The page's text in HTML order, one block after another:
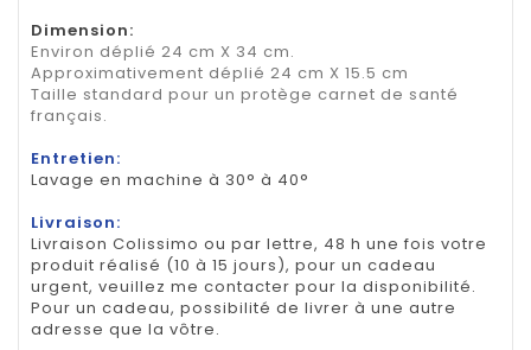
Dimension:
Environ déplié 24 cm X 34 cm.
Approximativement déplié 24 cm X 15.5 cm
Taille standard pour un protège carnet de santé
français.
Entretien:
Lavage en machine à 30° à 40°
Livraison:
Livraison Colissimo ou par lettre, 48 h une fois votre
produit réalisé (10 à 15 jours), pour un cadeau
urgent, veuillez me contacter pour la disponibilité.
Pour un cadeau, possibilité de livrer à une autre
adresse que la vôtre.